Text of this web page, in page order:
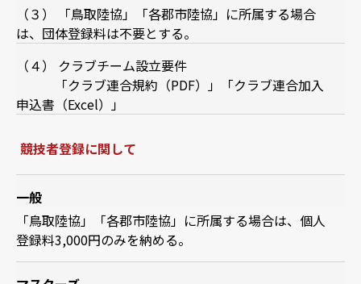
（３） 「鳥取陸協」「各郡市陸協」に所属する場合
は、団体登録料は不要とする。
（４） クラブチーム設立要件
「クラブ連合規約 （PDF）」「クラブ連合加入
申込書 （Excel）」
競技者登録に関して
一般
「鳥取陸協」「各郡市陸協」に所属する場合は、個人
登録料3,000円のみを納める。